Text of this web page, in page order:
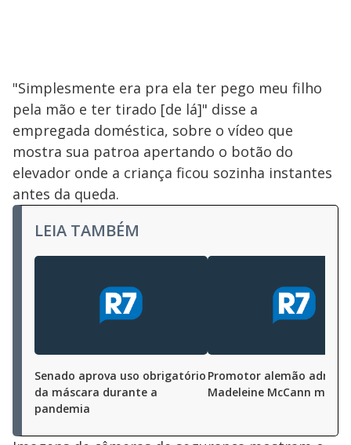
"Simplesmente era pra ela ter pego meu filho
pela mão e ter tirado [de lá]" disse a
empregada doméstica, sobre o vídeo que
mostra sua patroa apertando o botão do
elevador onde a criança ficou sozinha instantes
antes da queda.
LEIA TAMBÉM
Senado aprova uso obrigatório
da máscara durante a
pandemia
Promotor alemão admite
Madeleine McCann